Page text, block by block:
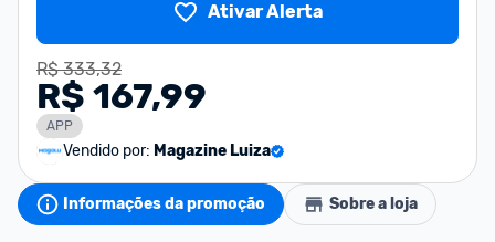
Ativar Alerta
R$ 333,32
R$ 167,99
APP
Vendido por: Magazine Luiza
Informações da promoção Sobre a loja